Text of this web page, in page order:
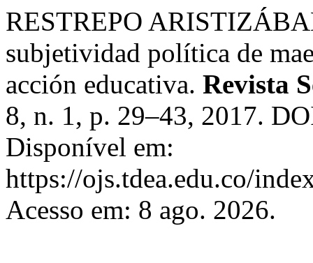
RESTREPO
subjetividad política de
acción educativa. Revista
8, n. 1, p. 29–43, 2017.
Disponível em:
https://ojs.tdea.edu.co/
Acesso em: 8 ago. 2026.